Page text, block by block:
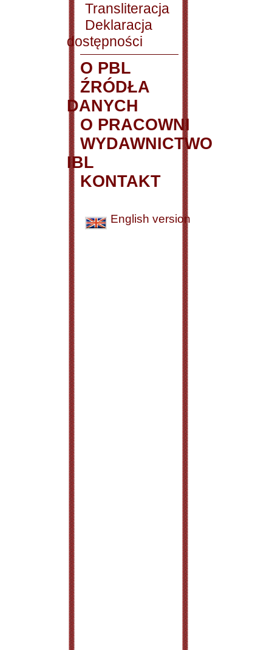
Transliteracja
Deklaracja
dostępności
O PBL
ŹRÓDŁA
DANYCH
O PRACOWNI
WYDAWNICTWO
IBL
KONTAKT
English version